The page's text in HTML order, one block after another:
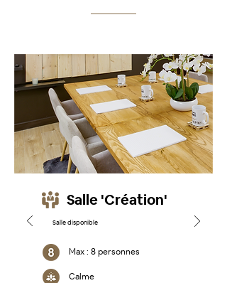
Salle 'Création'
Salle disponible
Max : 8 personnes
Calme